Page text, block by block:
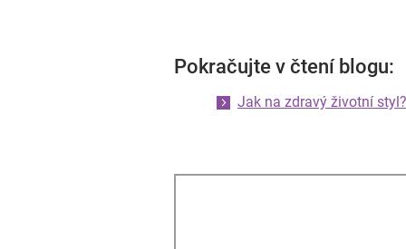
Pokračujte v čtení blogu:
Jak na zdravý životní styl?